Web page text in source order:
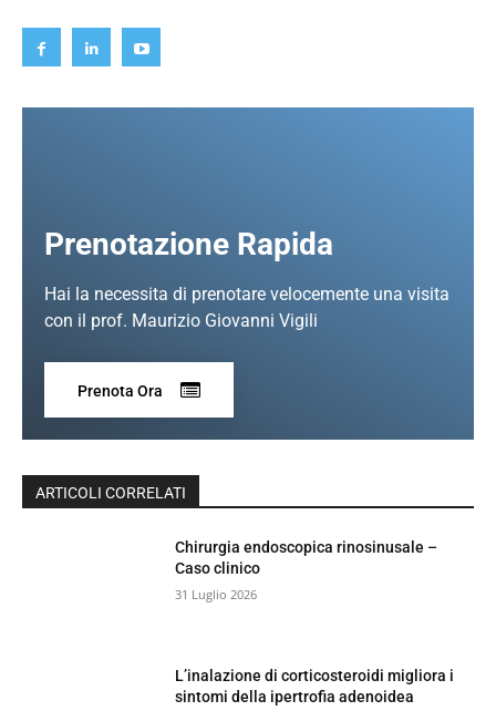
Prenotazione Rapida
Hai la necessita di prenotare velocemente una visita
con il prof. Maurizio Giovanni Vigili
Prenota Ora
ARTICOLI CORRELATI
Chirurgia endoscopica rinosinusale –
Caso clinico
31 Luglio 2026
L’inalazione di corticosteroidi migliora i
sintomi della ipertrofia adenoidea